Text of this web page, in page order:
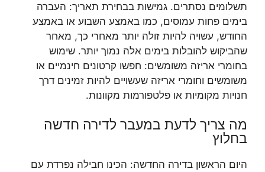
תשלומים נסתרים. גמישות בבחירת תאריך: העברה
בימים פחות עמוסים, כמו באמצע השבוע או באמצע
החודש, עשויה להיות זולה יותר מאחרי כך, מאחר
שהביקוש להובלות בימים אלה נמוך יותר. שימוש
בחומרי אריזה משומשים: חפשו קרטונים חינמיים או
משומשים וחומרי אריזה שעשויים להיות זמינים דרך
חנויות מקומיות או פלטפורמות מקוונות.
מה צריך לדעת במעבר לדירה חדשה
בחלוץ
היום הראשון בדירה החדשה: הכינו חבילה נפרדת עם